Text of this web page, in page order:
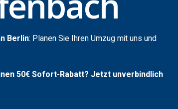
Berlin: Planen Sie Ihren Umzug mit uns und
50€Sofort-Rabatt? Jetzt unverbindlich